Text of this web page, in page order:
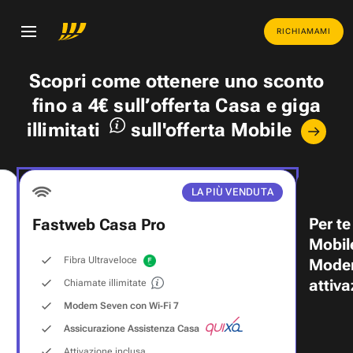
RICHIAMAMI
Scopri come ottenere uno sconto
fino a 4€ sull’offerta Casa egiga
illimitati
sull'offerta Mobile
LA PIÙ VENDUTA
Fastweb Casa Pro
Fibra Ultraveloce
Chiamate illimitate
Modem Seven con Wi‑Fi 7
Assicurazione Assistenza Casa
Per